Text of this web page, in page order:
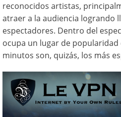
reconocidos artistas,
atraer a la audiencia logrando
espectadores. Dentro del
ocupa un lugar de popularidad
minutos son, quizás, los más